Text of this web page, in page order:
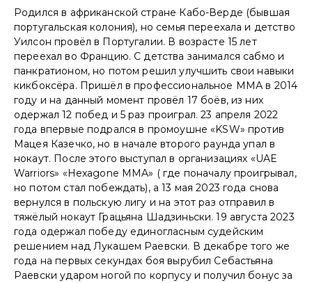
Родился в африканской стране Кабо-Верде (бывшая
португальская колония), но семья переехала и детство
Уилсон провёл в Португалии. В возрасте 15 лет
переехал во Францию. С детства занимался сабмо и
панкратионом, но потом решил улучшить свои навыки
кикбоксёра. Пришёл в профессиональное ММА в 2014
году и на данный момент провёл 17 боёв, из них
одержал 12 побед и 5 раз проиграл. 23 апреля 2022
года впервые подрался в промоушне «KSW» против
Мацея Казечко, но в начале второго раунда упал в
нокаут. После этого выступал в организациях «UAE
Warriors» «Hexagone MMA» ( где поначалу проигрывал,
но потом стал побеждать), а 13 мая 2023 года снова
вернулся в польскую лигу и на этот раз отправил в
тяжёлый нокаут Грацьяна Шадзиньски. 19 августа 2023
года одержал победу единогласным судейским
решением над Лукашем Раевски. В декабре того же
года на первых секундах боя вырубил Себастьяна
Раевски ударом ногой по корпусу и получил бонус за